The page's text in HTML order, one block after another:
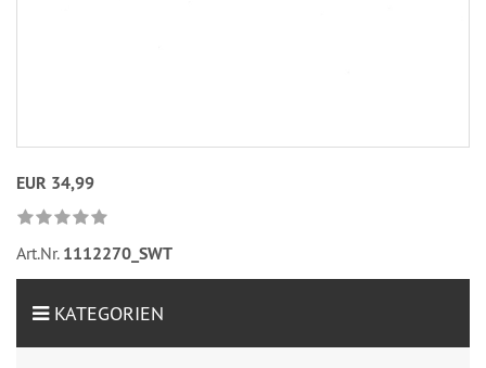
EUR 34,99
Art.Nr. 1112270_SWT
KATEGORIEN